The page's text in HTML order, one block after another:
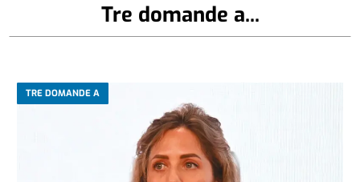
Tre domande a...
TRE DOMANDE A